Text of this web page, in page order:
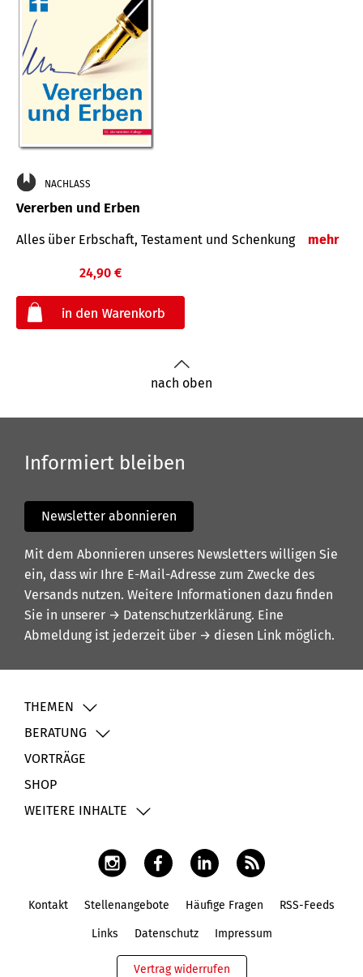
NACHLASS
Vererben und Erben
Alles über Erbschaft, Testament und Schenkung mehr
24,90 €
nach oben
Informiert bleiben
Newsletter abonnieren
Mit dem Abonnieren unseres Newsletters willigen Sie
ein, dass wir Ihre E-Mail-Adresse zum Zwecke des
Versands nutzen. Weitere Informationen dazu finden
Sie in unserer → Datenschutzerklärung. Eine
Abmeldung ist jederzeit über → diesen Link möglich.
THEMEN
BERATUNG
VORTRÄGE
SHOP
WEITERE INHALTE
Kontakt Stellenangebote Häufige Fragen RSS-Feeds
Links Datenschutz Impressum
Vertrag widerrufen